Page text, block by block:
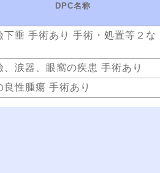
DPC名称
下垂 手術あり 手術・処置等２な
、涙器、眼窩の疾患 手術あり
良性腫瘍 手術あり